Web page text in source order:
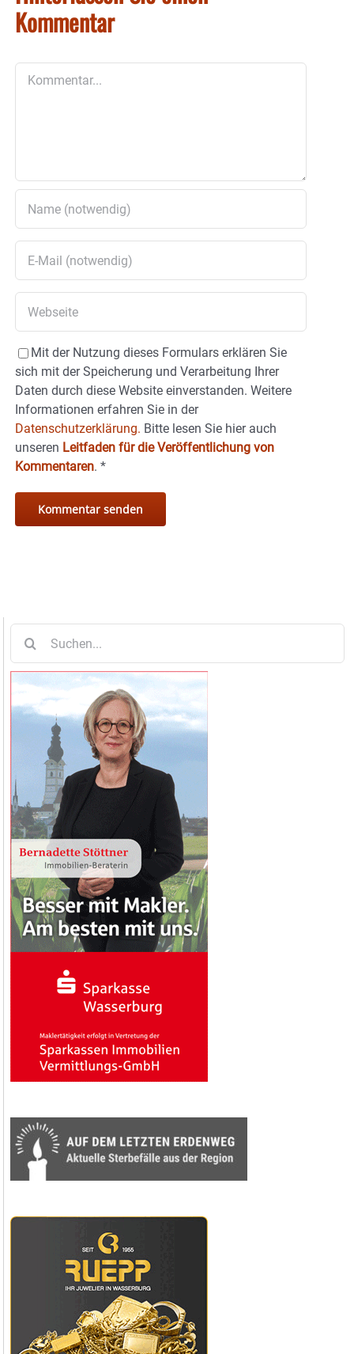
Kommentar
Mit der Nutzung dieses Formulars erklären Sie
sich mit der Speicherung und Verarbeitung Ihrer
Daten durch diese Website einverstanden. Weitere
Informationen erfahren Sie in der
Datenschutzerklärung. Bitte lesen Sie hier auch
unseren Leitfaden für die Veröffentlichung von
Kommentaren. *
nach: